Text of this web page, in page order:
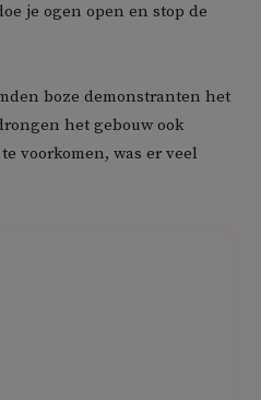
je ogen open en stop de
boze demonstranten het
het gebouw ook
voorkomen, was er veel